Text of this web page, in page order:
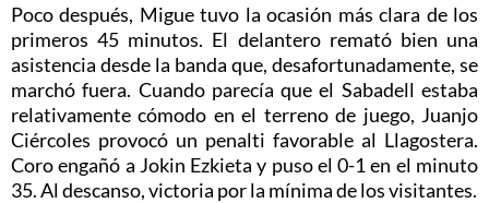
Poco después, Migue tuvo la ocasión más clara de los
primeros 45 minutos. El delantero remató bien una
asistencia desde la banda que, desafortunadamente, se
marchó fuera. Cuando parecía que el Sabadell estaba
relativamente cómodo en el terreno de juego, Juanjo
Ciércoles provocó un penalti favorable al Llagostera.
Coro engañó a Jokin Ezkieta y puso el 0-1 en el minuto
35. Al descanso, victoria por la mínima de los visitantes.